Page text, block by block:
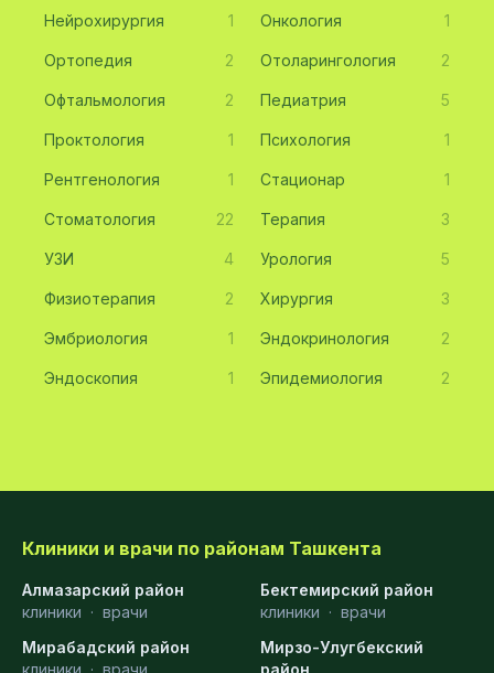
Нейрохирургия 1 Онкология 1
Ортопедия 2 Отоларингология 2
Офтальмология 2 Педиатрия 5
Проктология 1 Психология 1
Рентгенология 1 Стационар 1
Стоматология 22 Терапия 3
УЗИ 4 Урология 5
Физиотерапия 2 Хирургия 3
Эмбриология 1 Эндокринология 2
Эндоскопия 1 Эпидемиология 2
Клиники и врачи по районам Ташкента
Алмазарский район
клиники · врачи
Бектемирский район
клиники · врачи
Мирабадский район
клиники · врачи
Мирзо-Улугбекский
район